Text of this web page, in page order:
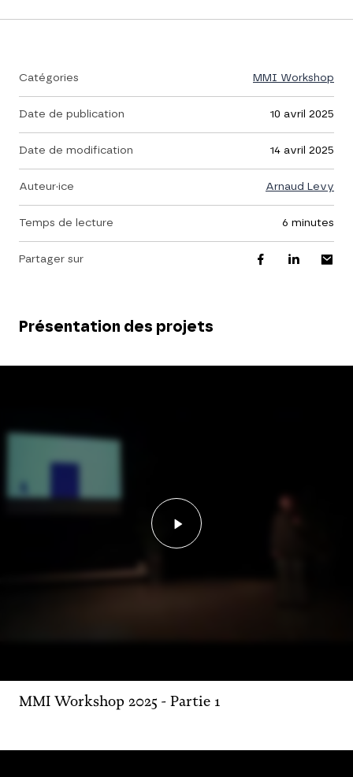
Catégories MMI Workshop
Date de publication 10 avril 2025
Date de modification 14 avril 2025
Auteur·ice Arnaud Levy
Temps de lecture 6 minutes
Partager sur
Présentation des projets
Lancer la vidéo - MMI
MMI Workshop 2025 - Partie 1